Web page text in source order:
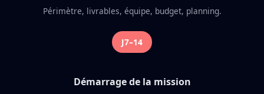
Périmètre, livrables, équipe, budget, planning.
J7–14
Démarrage de la mission